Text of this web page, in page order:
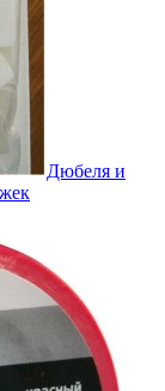
Дюбеля и